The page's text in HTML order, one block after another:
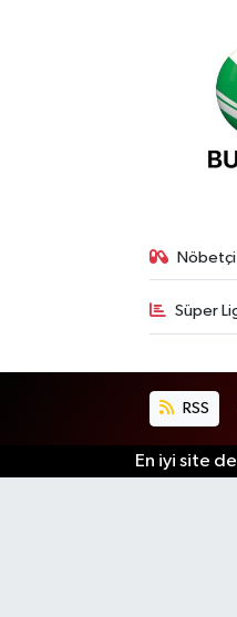
Nöbetçi
Süper
RSS
En iyi site